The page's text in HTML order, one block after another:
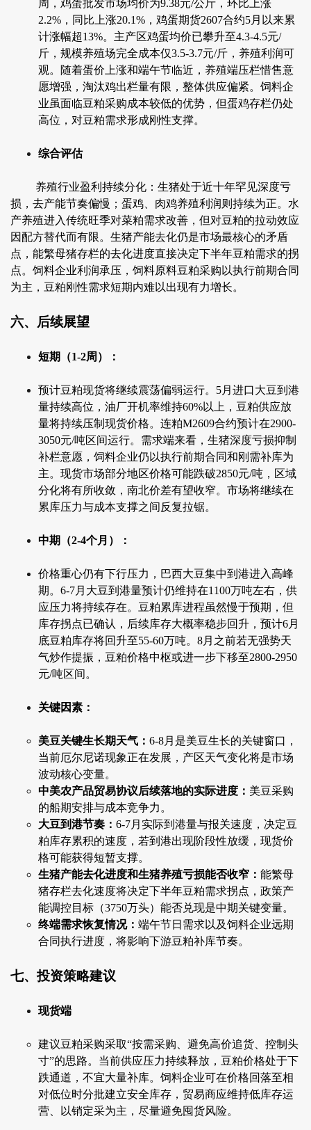
周，鸡蛋批发市场均价为9.38元/公斤，环比上涨
2.2%，同比上涨20.1%，鸡蛋期货2607合约5月以来累
计涨幅超13%。主产区鸡蛋均价已攀升至4.3-4.5元/
斤，规模养殖场完全成本仅3.5-3.7元/斤，养殖利润可
观。随着蛋价上涨和端午节临近，养殖端压栏惜售意
愿增强，淘汰鸡出栏量有限，整体供应偏紧。饲料企
业虽面临豆粕采购成本较低的优势，但蛋鸡存栏仍处
高位，对豆粕需求形成刚性支撑。
综合评估
养殖行业盈利持续分化：生猪处于近十年罕见深度亏
损，去产能节奏偏慢；蛋鸡、肉鸡养殖利润则持续为正。水
产养殖进入传统旺季对菜粕需求改善，但对豆粕的拉动效应
因配方替代而有限。生猪产能去化仍是市场最核心的矛盾
点，能繁母猪存栏的去化进度直接决定下半年豆粕需求的拐
点。饲料企业利润承压，饲料原料豆粕采购以执行前期合同
为主，豆粕刚性需求短期内难以出现有力增长。
六、后续展望
短期（1-2周）：
预计豆粕现货将继续震荡偏弱运行。5月进口大豆到港
量持续高位，油厂开机率维持60%以上，豆粕供应放
量将持续压制现货价格。连粕M2609合约预计在2900-
3050元/吨区间运行。需求端来看，生猪深度亏损抑制
补栏意愿，饲料企业仍以执行前期合同和刚需补库为
主。现货市场部分地区价格可能跌破2850元/吨，区域
分化将有所收敛，南北价差有望收窄。市场将继续在
累库压力与成本支撑之间反复拉锯。
中期（2-4个月）：
价格重心仍有下行压力，巴西大豆集中到港进入高峰
期。6-7月大豆到港量预计仍维持在1100万吨左右，供
应压力将持续存在。豆粕累库进程虽然慢于预期，但
库存拐点已确认，后续库存大概率稳步回升，预计6月
底豆粕库存将回升至55-60万吨。8月之前若无强势天
气炒作提振，豆粕价格中枢或进一步下移至2800-2950
元/吨区间。
关键因素：
美豆关键生长期天气： 6-8月是美豆生长的关键窗口，
当前厄尔尼诺现象正在发展，产区天气变化将是市场
波动核心变量。
中美农产品贸易协议后续落地的实际进度： 美豆采购
的船期安排与成本竞争力。
大豆到港节奏： 6-7月实际到港量与报关速度，决定豆
粕库存累积的速度，若到港出现阶段性放缓，现货价
格可能获得短暂支撑。
生猪产能去化进度和生猪养殖亏损能否收窄： 能繁母
猪存栏去化速度将决定下半年豆粕需求拐点，政策产
能调控目标（3750万头）能否兑现是中期关键变量。
终端需求恢复情况： 端午节日需求以及饲料企业远期
合同执行进度，将影响下游豆粕补库节奏。
七、投资策略建议
现货端
建议豆粕采购采取“按需采购、避免高价追货、控制头
寸”的思路。当前供应压力持续释放，豆粕价格处于下
跌通道，不宜大量补库。饲料企业可在价格回落至相
对低位时分批建立安全库存，贸易商应维持低库存运
营、以销定采为主，尽量避免囤货风险。